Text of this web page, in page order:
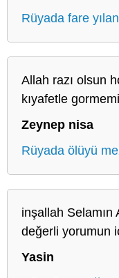
Rüyada fare
Allah razı olsun
kıyafetle
Zeynep nisa
Rüyada ölüyü
inşallah Selamın
değerli yorumun
Yasin